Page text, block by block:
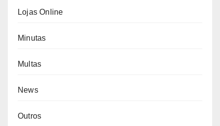
Lojas Online
Minutas
Multas
News
Outros